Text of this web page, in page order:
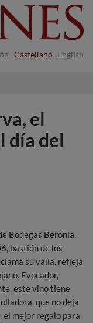
Castellano English
el
día del
Bodegas Beronia,
bastión de los
su valía, refleja
Evocador,
este vino tiene
que no deja
el mejor regalo para